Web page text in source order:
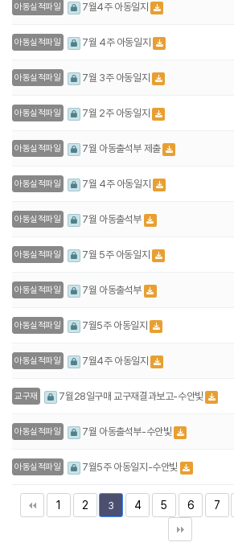
아동실적파일 7월4주 아동일지
아동실적파일 7월 4주 아동일지
아동실적파일 7월 3주 아동일지
아동실적파일 7월 2주 아동일지
아동실적파일 7월 아동출석부 제출
아동실적파일 7월 4주 아동일지
아동실적파일 7월 아동출석부
아동실적파일 7월 5주 아동일지
아동실적파일 7월 아동출석부
아동실적파일 7월5주 아동일지
아동실적파일 7월4주 아동일지
교구재 7월28일구매 교구재결과보고-수안빛
아동실적파일 7월 아동출석부-수안빛
아동실적파일 7월5주 아동일지-수안빛
1 2 3 4 5 6 7